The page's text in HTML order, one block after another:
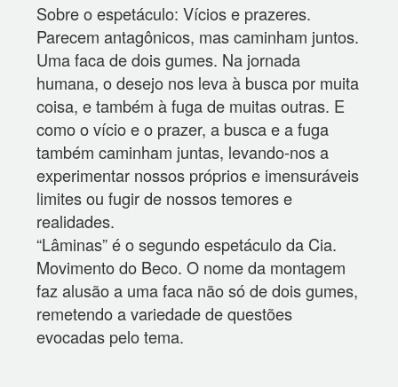
Sobre o espetáculo: Vícios e prazeres.
Parecem antagônicos, mas caminham juntos.
Uma faca de dois gumes. Na jornada
humana, o desejo nos leva à busca por muita
coisa, e também à fuga de muitas outras. E
como o vício e o prazer, a busca e a fuga
também caminham juntas, levando-nos a
experimentar nossos próprios e imensuráveis
limites ou fugir de nossos temores e
realidades.
“Lâminas” é o segundo espetáculo da Cia.
Movimento do Beco. O nome da montagem
faz alusão a uma faca não só de dois gumes,
remetendo a variedade de questões
evocadas pelo tema.